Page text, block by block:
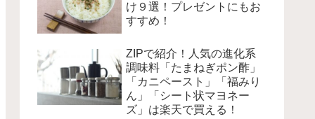
け９選！プレゼントにもお
すすめ！
ZIPで紹介！人気の進化系
調味料「たまねぎポン酢」
「カニペースト」「福みり
ん」「シート状マヨネー
ズ」は楽天で買える！